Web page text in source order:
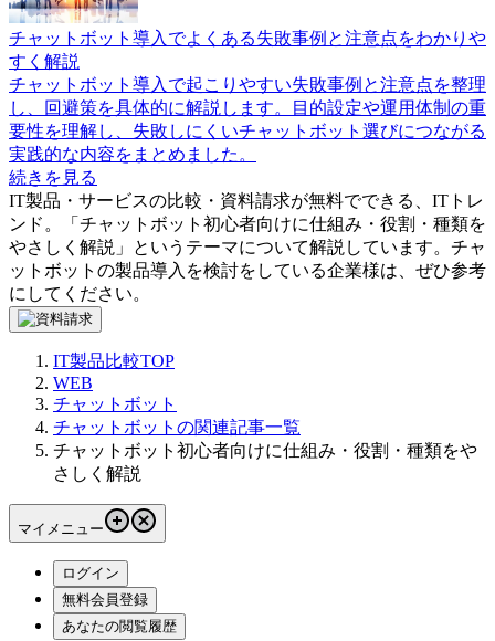
チャットボット導入でよくある失敗事例と注意点をわかりや
すく解説
チャットボット導入で起こりやすい失敗事例と注意点を整理
し、回避策を具体的に解説します。目的設定や運用体制の重
要性を理解し、失敗しにくいチャットボット選びにつながる
実践的な内容をまとめました。
続きを見る
IT製品・サービスの比較・資料請求が無料でできる、ITトレ
ンド。「 チャットボット初心者向けに仕組み・役割・種類を
やさしく解説 」というテーマについて解説しています。 チャ
ットボット の製品導入を検討をしている企業様は、ぜひ参考
にしてください。
IT製品比較TOP
WEB
チャットボット
チャットボットの関連記事一覧
チャットボット初心者向けに仕組み・役割・種類をや
さしく解説
マイメニュー
ログイン
無料会員登録
あなたの閲覧履歴